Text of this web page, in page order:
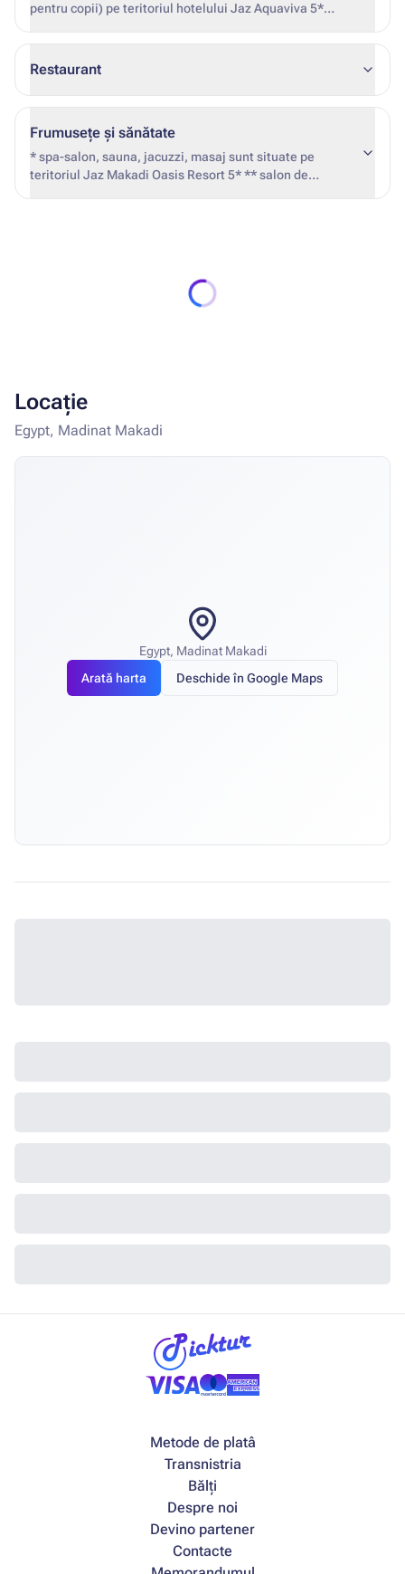
pentru copii) pe teritoriul hotelului Jaz Aquaviva 5*
merge la parcul acvatic)
Restaurant
Frumusețe și sănătate
* spa-salon, sauna, jacuzzi, masaj sunt situate pe
teritoriul Jaz Makadi Oasis Resort 5* ** salon de
Locație
Egypt, Madinat Makadi
Egypt, Madinat Makadi
Arată harta
Deschide în Google Maps
Metode de platâ
Transnistria
Bălți
Despre noi
Devino partener
Contacte